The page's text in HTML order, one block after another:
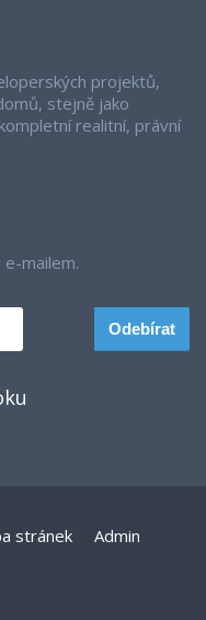
projektů,
stejně jako
realitní, právní
mailem.
stránek Admin